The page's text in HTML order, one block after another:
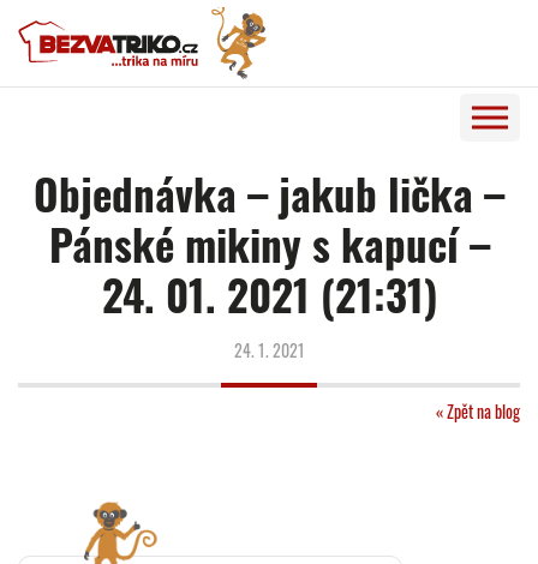
Objednávka – jakub lička –
Pánské mikiny s kapucí –
24. 01. 2021 (21:31)
24. 1. 2021
« Zpět na blog